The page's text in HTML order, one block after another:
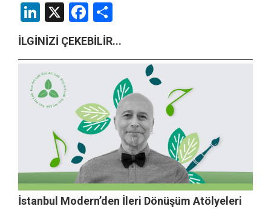
LinkedIn
X Facebook
İLGİNİZİ ÇEKEBİLİR...
İstanbul Modern’den İleri Dönüşüm Atölyeleri